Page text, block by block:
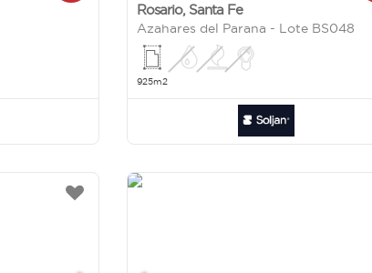
Rosario, Santa Fe
Azahares del Parana - Lote BS048
925m2